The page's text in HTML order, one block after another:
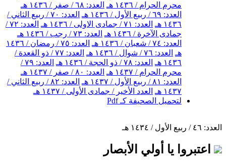
محرم الحرام / ١٤٣٦ هـ
العدد: ٦٨ / صفر / ١٤٣٦ هـ
العدد: ٦٩ / ربيع الأول / ١٤٣٦ هـ
العدد: ٧٠ / ربيع الثاني /
١٤٣٦ هـ
العدد: ٧١ / جمادى الاولى / ١٤٣٦ هـ
العدد: ٧٢ /
جمادى الآخرة / ١٤٣٦ هـ
العدد: ٧٣ / رجب / ١٤٣٦ هـ
العدد: ٧٤ / شعبان / ١٤٣٦ هـ
العدد: ٧٥ / رمضان / ١٤٣٦
هـ العدد: ٧٦ / شوال / ١٤٣٦ هـ
العدد: ٧٧ / ذو القعدة /
١٤٣٦ هـ
العدد: ٧٨ / ذو الحجة / ١٤٣٦ هـ
العدد: ٧٩ /
محرم الحرام / ١٤٣٧ هـ
العدد: ٨٠ / صفر / ١٤٣٧ هـ
العدد: ٨١ / ربيع الأول / ١٤٣٧ هـ
العدد: ٨٢ / ربيع الثاني /
١٤٣٧ هـ
العدد الأخير / جمادى الأولى / ١٤٣٧ هـ
لتحميل الصحيفة كـ Pdf
العدد: ٤٦ / ربيع الأول / ١٤٣٤ هـ
اعتبروا يا أولي الأبصار